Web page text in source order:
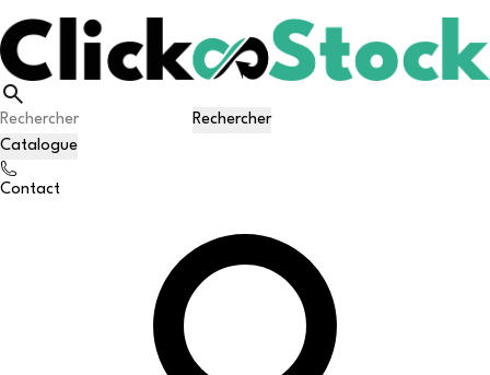
Rechercher
Catalogue
Contact